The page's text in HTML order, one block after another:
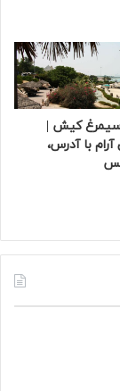
کیش |
با آدرس،